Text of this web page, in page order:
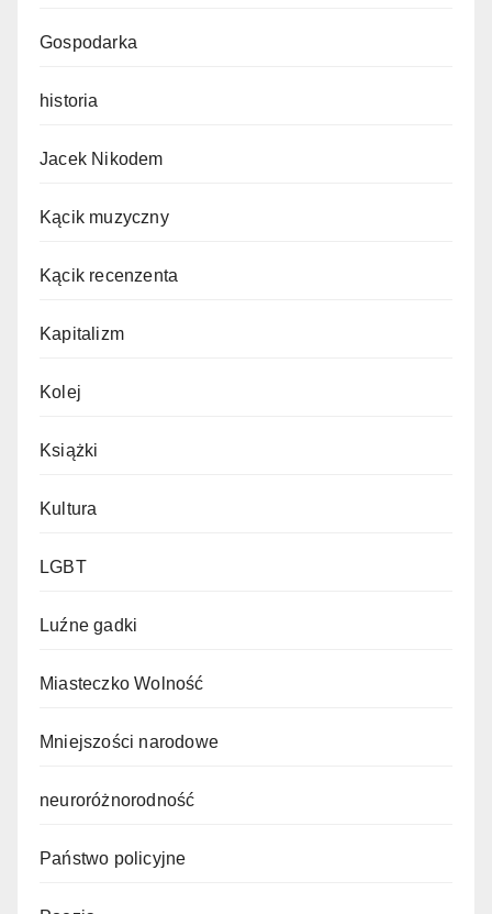
Gospodarka
historia
Jacek Nikodem
Kącik muzyczny
Kącik recenzenta
Kapitalizm
Kolej
Książki
Kultura
LGBT
Luźne gadki
Miasteczko Wolność
Mniejszości narodowe
neuroróżnorodność
Państwo policyjne